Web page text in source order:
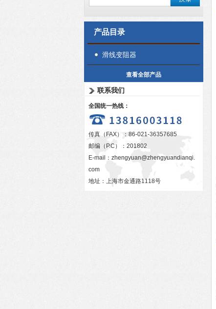
产品目录
滑线变阻器
查看全部产品
联系我们
全国统一热线：
传真（FAX）：86-021-36357685
邮编（P.C）：201802
E-mail： zhengyuan@zhengyuandianqi.
com
地址：上海市金通路1118号